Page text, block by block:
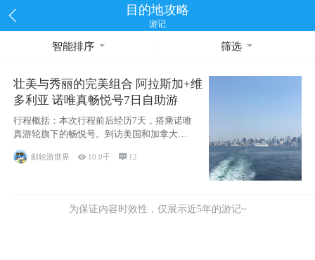
目的地攻略
游记
智能排序 筛选
壮美与秀丽的完美组合 阿拉斯加+维
多利亚 诺唯真畅悦号7日自助游
行程概括：本次行程前后经历7天，搭乘诺唯
真游轮旗下的畅悦号。到访美国和加拿大的4
个州/省：美国华盛顿州
邮轮游世界  10.0千  12
为保证内容时效性，仅展示近5年的游记~